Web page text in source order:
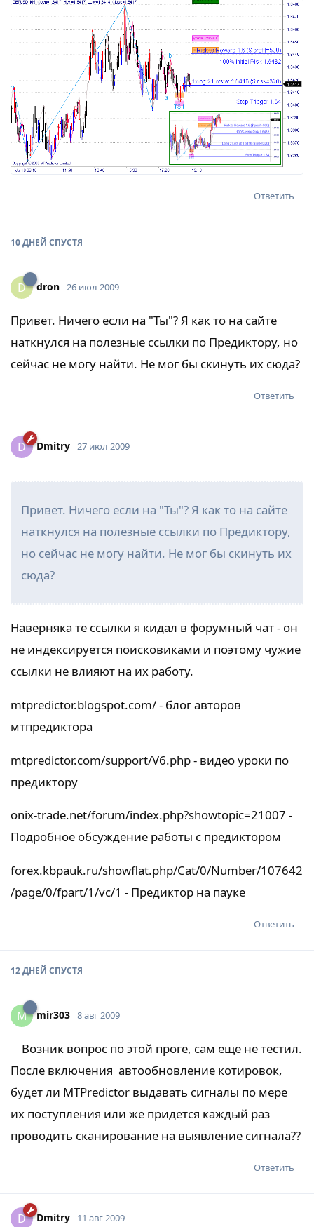
Ответить
10 ДНЕЙ СПУСТЯ
D dron 26 июл 2009
Привет. Ничего если на "Ты"? Я как то на сайте
наткнулся на полезные ссылки по Предиктору, но
сейчас не могу найти. Не мог бы скинуть их сюда?
Ответить
D Dmitry 27 июл 2009
Привет. Ничего если на "Ты"? Я как то на сайте
наткнулся на полезные ссылки по Предиктору,
но сейчас не могу найти. Не мог бы скинуть их
сюда?
Наверняка те ссылки я кидал в форумный чат - он
не индексируется поисковиками и поэтому чужие
ссылки не влияют на их работу.
mtpredictor.blogspot.com/ - блог авторов
мтпредиктора
mtpredictor.com/support/V6.php - видео уроки по
предиктору
onix-trade.net/forum/index.php?showtopic=21007 -
Подробное обсуждение работы с предиктором
forex.kbpauk.ru/showflat.php/Cat/0/Number/107642
/page/0/fpart/1/vc/1 - Предиктор на пауке
Ответить
12 ДНЕЙ СПУСТЯ
M mir303 8 авг 2009
Возник вопрос по этой проге, сам еще не тестил.
После включения автообновление котировок,
будет ли MTPredictor выдавать сигналы по мере
их поступления или же придется каждый раз
проводить сканирование на выявление сигнала??
Ответить
D Dmitry 11 авг 2009